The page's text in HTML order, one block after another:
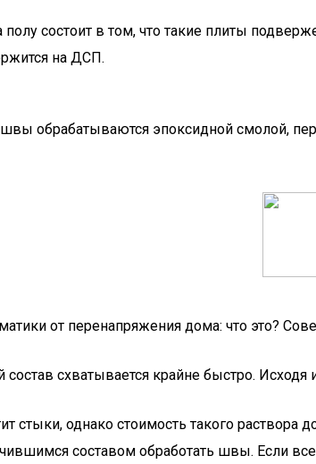
состоит в том, что такие плиты
на ДСП.
швы обрабатываются эпоксидной
от перенапряжения дома: что это?
схватывается крайне быстро.
стыки, однако стоимость такого
составом обработать швы. Если